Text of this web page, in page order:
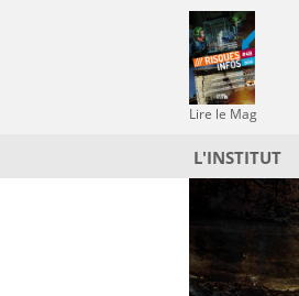
Lire le Mag
L'INSTITUT